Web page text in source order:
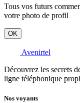
Tous vos futurs
votre photo de profil
OK
Avenirtel
Découvrez les secrets
ligne téléphonique
Nos voyants